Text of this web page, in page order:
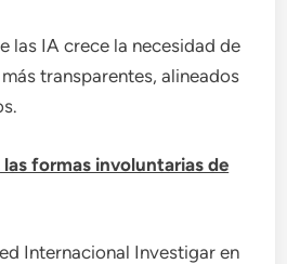
las IA crece la necesidad de
transparentes, alineados
formas involuntarias de
Internacional Investigar en